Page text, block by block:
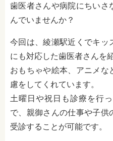
歯医者さんや病院にちいさ
んでいませんか？
今回は、綾瀬駅近くでキッ
にも対応した歯医者さんを
おもちゃや絵本、アニメ
慮をしてくれています。
土曜日や祝日も診療を行
で、親御さんの仕事や子供
受診することが可能です。